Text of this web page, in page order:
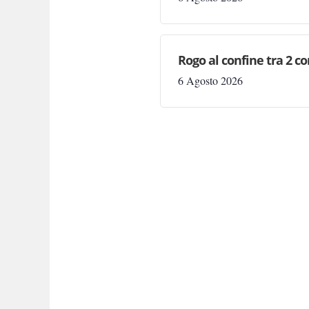
Rogo al confine tra 2
6 Agosto 2026